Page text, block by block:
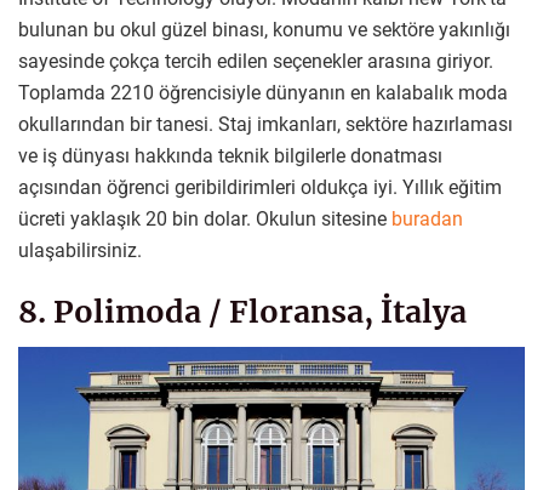
bulunan bu okul güzel binası, konumu ve sektöre yakınlığı
sayesinde çokça tercih edilen seçenekler arasına giriyor.
Toplamda 2210 öğrencisiyle dünyanın en kalabalık moda
okullarından bir tanesi. Staj imkanları, sektöre hazırlaması
ve iş dünyası hakkında teknik bilgilerle donatması
açısından öğrenci geribildirimleri oldukça iyi. Yıllık eğitim
ücreti yaklaşık 20 bin dolar. Okulun sitesine buradan
ulaşabilirsiniz.
8. Polimoda / Floransa, İtalya